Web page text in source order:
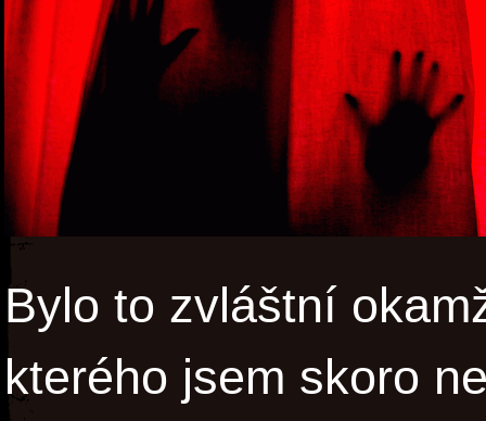
Bylo to zvláštní
kterého jsem skoro